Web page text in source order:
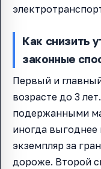
Как снизить
законные
Первый и
возрасте до 3
подержанными
иногда выгоднее
экземпляр за
дороже. Второй